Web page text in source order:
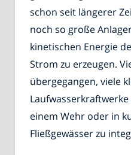
schon seit längerer
noch so große
kinetischen Energie
Strom zu erzeugen.
übergegangen, viele
einem Wehr oder in
Fließgewässer zu